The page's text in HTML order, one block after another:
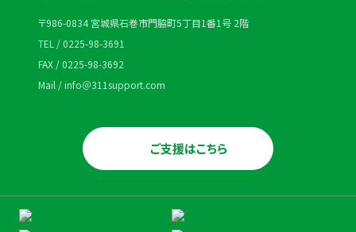
〒986-0834 宮城県石巻市門脇町5丁目1番1号 2階
TEL / 0225-98-3691
FAX / 0225-98-3692
Mail / info＠311support.com
ご支援はこちら